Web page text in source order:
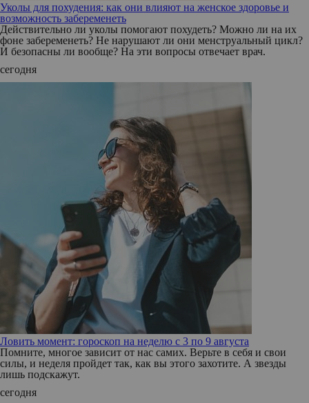
Уколы для похудения: как они влияют на женское здоровье и
возможность забеременеть
Действительно ли уколы помогают похудеть? Можно ли на их
фоне забеременеть? Не нарушают ли они менструальный цикл?
И безопасны ли вообще? На эти вопросы отвечает врач.
сегодня
Ловить момент: гороскоп на неделю с 3 по 9 августа
Помните, многое зависит от нас самих. Верьте в себя и свои
силы, и неделя пройдет так, как вы этого захотите. А звезды
лишь подскажут.
сегодня